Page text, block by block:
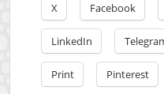
X Facebook
LinkedIn
Print Pinterest